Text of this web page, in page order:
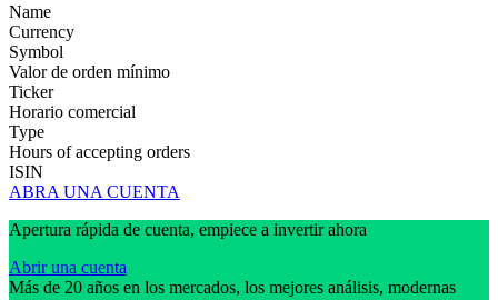
Name
Currency
Symbol
Valor de orden mínimo
Ticker
Horario comercial
Type
Hours of accepting orders
ISIN
ABRA UNA CUENTA
Apertura rápida de cuenta, empiece a invertir ahora
Abrir una cuenta
Más de 20 años en los mercados, los mejores análisis, modernas